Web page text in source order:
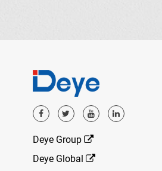
Deye Group
Deye Global